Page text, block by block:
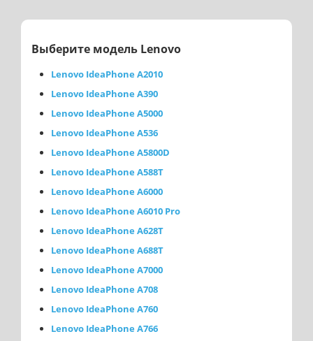
Выберите модель Lenovo
Lenovo IdeaPhone A2010
Lenovo IdeaPhone A390
Lenovo IdeaPhone A5000
Lenovo IdeaPhone A536
Lenovo IdeaPhone A5800D
Lenovo IdeaPhone A588T
Lenovo IdeaPhone A6000
Lenovo IdeaPhone A6010 Pro
Lenovo IdeaPhone A628T
Lenovo IdeaPhone A688T
Lenovo IdeaPhone A7000
Lenovo IdeaPhone A708
Lenovo IdeaPhone A760
Lenovo IdeaPhone A766